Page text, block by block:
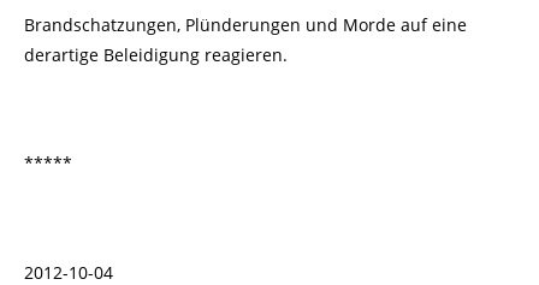
Brandschatzungen, Plünderungen und Morde auf eine
derartige Beleidigung reagieren.
*****
2012-10-04